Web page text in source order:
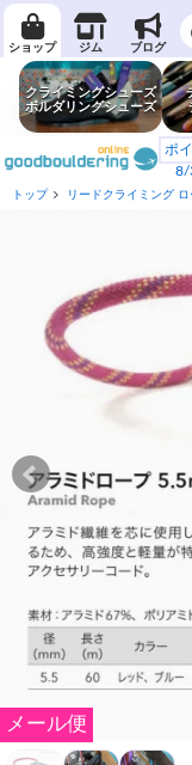
ショップ ジム ブログ
クライミングシューズ
ボルダリングシューズ
ポ
8/
トップ リードクライミング
メール便